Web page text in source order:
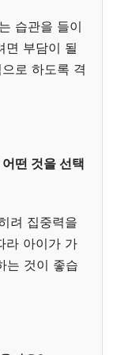
습관을 들이
면 부담이 될
로 하도록 격
떤 것을 선택
려 집중력을
라 아이가 가
는 것이 좋습